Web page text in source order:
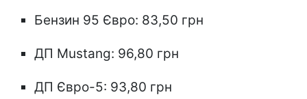
Бензин 95 Євро: 83,50 грн
ДП Mustang: 96,80 грн
ДП Євро-5: 93,80 грн